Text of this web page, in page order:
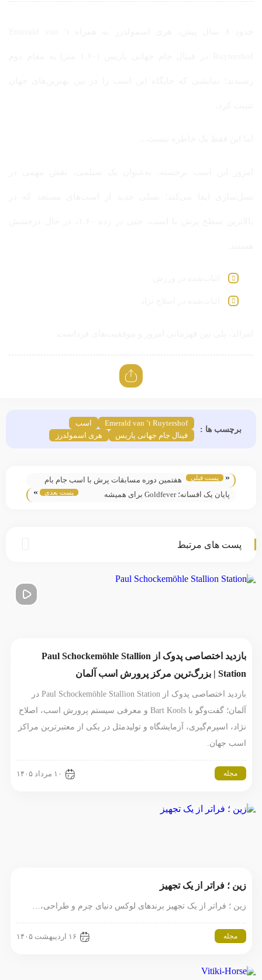
برچسب ها :
Emerald van ’t Ruytershof
اسب
فینال جام جهانی پاریس
هری اسمولدرز
« پست قبلی
هفتمین دوره مسابقات پرش با اسب جام بام
۱۴۰۴
پایان یک افسانه؛ Goldfever برای همیشه
پست بعدی »
پست های مرتبط
بازدید اختصاصی پدوک از Paul Schockemöhle Stallion
Station | بزرگ‌ترین مرکز پرورش اسب آلمان
بازدید اختصاصی پدوک از Paul Schockemöhle Stallion Station در
آلمان؛ گفت‌وگو با Bart Kools و معرفی سیستم پرورش اسب، اصلاح
نژاد، اسپرم‌گیری، آزمایشگاه و تولیدمثل در یکی از معتبرترین مراکز
اسب جهان.
مجله ۱۰ مرداد ۱۴۰۵
زین ؛ فراتر از یک تجهیز
زین ؛ فراتر از یک تجهیز برندهای لوکس دنیای چرم و طراحی،…
مجله ۱۶ اردیبهشت ۱۴۰۵